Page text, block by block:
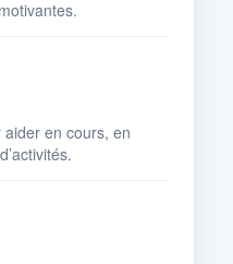
en cours, en